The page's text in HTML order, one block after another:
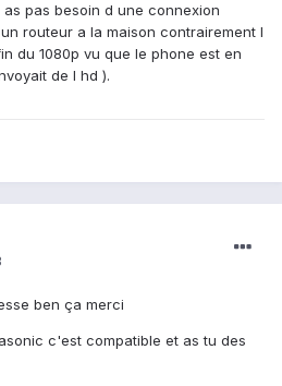
as pas besoin d une connexion
routeur a la maison contrairement l
du 1080p vu que le phone est en
de l hd ).
ben ça merci
c'est compatible et as tu des